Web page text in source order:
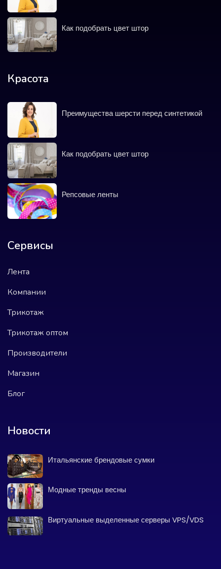
Как подобрать цвет штор
Красота
Преимущества шерсти перед синтетикой
Как подобрать цвет штор
Репсовые ленты
Сервисы
Лента
Компании
Трикотаж
Трикотаж оптом
Производители
Магазин
Блог
Новости
Итальянские брендовые сумки
Модные тренды весны
Виртуальные выделенные серверы VPS/VDS